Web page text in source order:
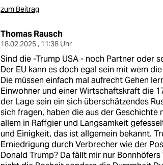
zum Beitrag
Thomas Rausch
18.02.2025 , 11:38 Uhr
Sind die -Trump USA - noch Partner oder
Der EU kann es doch egal sein mit wem
Die müssen einfach mal aufrecht Gehen
Einwohner und einer Wirtschaftskraft die
der Lage sein ein sich überschätzendes
sich fragen, haben die aus der
allem in Raffgier und Langsamkeit
und Einigkeit, das ist allgemein bekannt.
Erniedrigung durch Verbrecher wie der
Donald Trump? Da fällt mir nur